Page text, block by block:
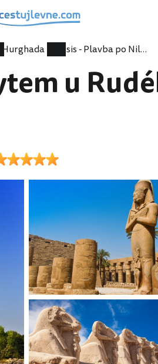
Hurghada Isis - Plavba po Nilu s pobytem u Rudého moře 15 dní - Hurghada
u